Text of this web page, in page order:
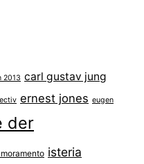
2013 carl gustav jung
ernest jones eugen
der
isteria